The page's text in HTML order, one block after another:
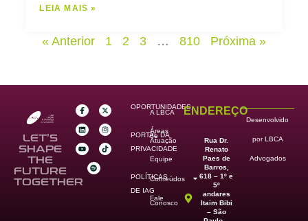
LEIA MAIS »
« Anterior 1 2 3 … 810 Próxima »
LET’S
SHAPE
THE
FUTURE
TOGETHER
OPORTUNIDADES
PORTAL DA
PRIVACIDADE
POLÍTICAS
DE IAG
A LBCA
Áreas
de
Atuação
Equipe
Conteúdos
Fale
Conosco
ENDEREÇO
Rua Dr.
Renato
Paes de
Barros,
618 – 1º e
5º
andares
Itaim Bibi
– São
Desenvolvido
por LBCA
Advogados